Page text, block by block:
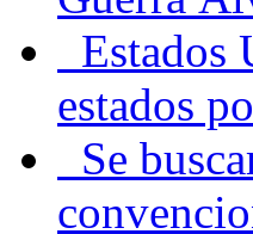
Estados
estados
Se